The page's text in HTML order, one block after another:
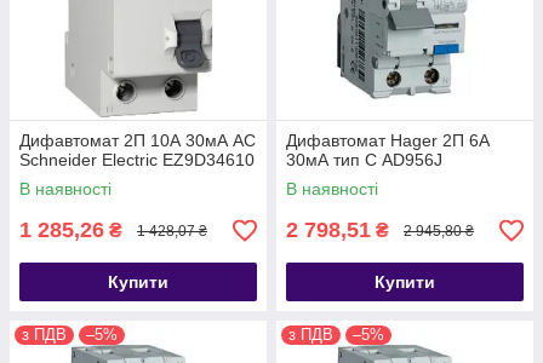
Дифавтомат 2П 10А 30мА АС
Schneider Electric EZ9D34610
В наявності
1 285,26 ₴ 1 428,07 ₴
Купити
Дифавтомат Hager 2П 6А
30мА тип С AD956J
В наявності
2 798,51 ₴ 2 945,80 ₴
Купити
з ПДВ –5% з ПДВ –5%